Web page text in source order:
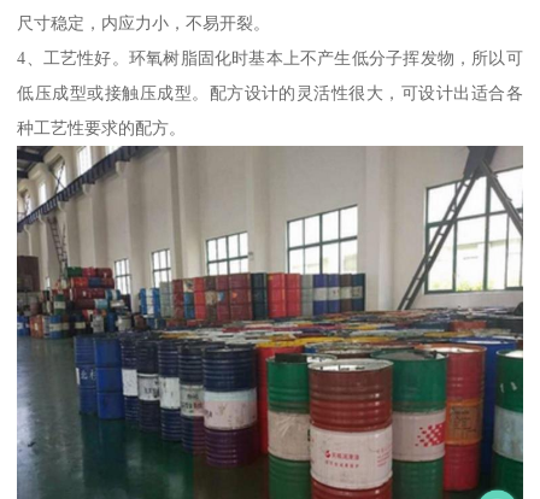
尺寸稳定，内应力小，不易开裂。
4、工艺性好。环氧树脂固化时基本上不产生低分子挥发物，所以可
低压成型或接触压成型。配方设计的灵活性很大，可设计出适合各
种工艺性要求的配方。